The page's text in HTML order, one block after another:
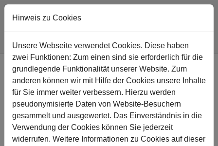
Zum Hauptinhalt springen
Sie sind hier:
Südschule Nachricht
NEWS
Mein Körper gehört mir
04.02.2013 Sachunterricht
Hinweis zu Cookies
Unsere Webseite verwendet Cookies. Diese haben
zwei Funktionen: Zum einen sind sie erforderlich für die
grundlegende Funktionalität unserer Website. Zum
anderen können wir mit Hilfe der Cookies unsere Inhalte
für Sie immer weiter verbessern. Hierzu werden
pseudonymisierte Daten von Website-Besuchern
gesammelt und ausgewertet. Das Einverständnis in die
Verwendung der Cookies können Sie jederzeit
widerrufen. Weitere Informationen zu Cookies auf dieser